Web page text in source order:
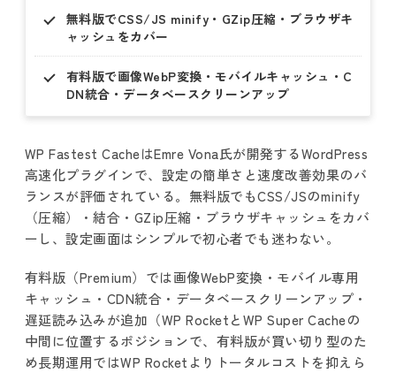
無料版でCSS/JS minify・GZip圧縮・ブラウザキ
ャッシュをカバー
有料版で画像WebP変換・モバイルキャッシュ・C
DN統合・データベースクリーンアップ
WP Fastest CacheはEmre Vona氏が開発するWordPress
高速化プラグインで、設定の簡単さと速度改善効果のバ
ランスが評価されている。無料版でもCSS/JSのminify
（圧縮）・結合・GZip圧縮・ブラウザキャッシュをカバ
ーし、設定画面はシンプルで初心者でも迷わない。
有料版（Premium）では画像WebP変換・モバイル専用
キャッシュ・CDN統合・データベースクリーンアップ・
遅延読み込みが追加（WP RocketとWP Super Cacheの
中間に位置するポジションで、有料版が買い切り型のた
め長期運用ではWP Rocketよりトータルコストを抑えら